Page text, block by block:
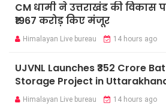
CM धामी ने उत्तराखंड की
₹1967 करोड़ किए मंजूर
Himalayan Live bureau 14 hours ago
UJVNL Launches ₹352 Crore
Storage Project in
Himalayan Live bureau 14 hours ago